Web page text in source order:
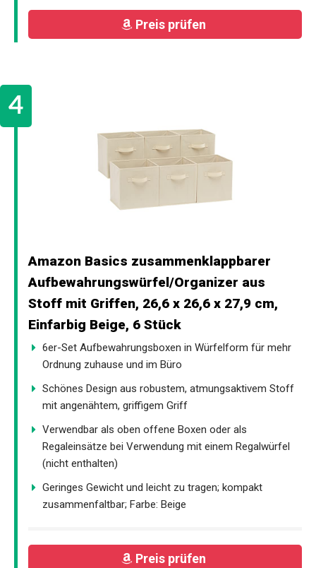
Preis prüfen
Amazon Basics zusammenklappbarer
Aufbewahrungswürfel/Organizer aus
Stoff mit Griffen, 26,6 x 26,6 x 27,9 cm,
Einfarbig Beige, 6 Stück
6er-Set Aufbewahrungsboxen in Würfelform für mehr
Ordnung zuhause und im Büro
Schönes Design aus robustem, atmungsaktivem Stoff
mit angenähtem, griffigem Griff
Verwendbar als oben offene Boxen oder als
Regaleinsätze bei Verwendung mit einem Regalwürfel
(nicht enthalten)
Geringes Gewicht und leicht zu tragen; kompakt
zusammenfaltbar; Farbe: Beige
Preis prüfen